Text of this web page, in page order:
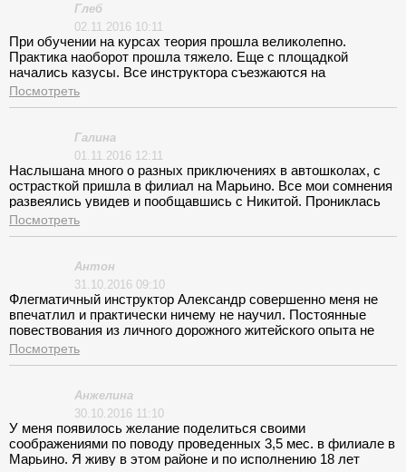
Глеб
02.11.2016 10:11
При обучении на курсах теория прошла великолепно.
Практика наоборот прошла тяжело. Еще с площадкой
начались казусы. Все инструктора съезжаются на
центральную базу. Образуется толчея и очередь. Кое-как
освоили эстакаду, заезды в гараж, параллельную парковку,
часов, не позволили до конца отработать все упражнения.
Слабый уровень подготовки.
Посмотреть
Галина
01.11.2016 12:11
Наслышана много о разных приключениях в автошколах, с
острасткой пришла в филиал на Марьино. Все мои сомнения
развеялись увидев и пообщавшись с Никитой. Прониклась
доверием и приступила к обучению теории. Приятные
впечатления от преподавателя, доброжелательного,
достался адекватный. Прошла курс быстро и с пользой.
Рекомендую заведение по вождению.
Посмотреть
Антон
31.10.2016 09:10
Флегматичный инструктор Александр совершенно меня не
впечатлил и практически ничему не научил. Постоянные
повествования из личного дорожного житейского опыта не
давали сосредоточиться и раздражали. По окончании курса
вождения вышел не обучен и долго сдавал практику.
Посмотреть
Анжелина
30.10.2016 11:10
У меня появилось желание поделиться своими
соображениями по поводу проведенных 3,5 мес. в филиале в
Марьино. Я живу в этом районе и по исполнению 18 лет